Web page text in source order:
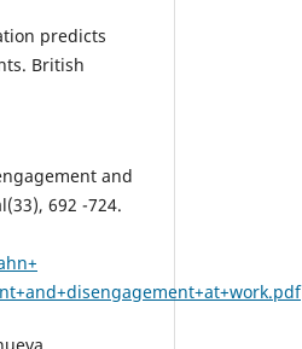
predicts
British
and
692 -724.